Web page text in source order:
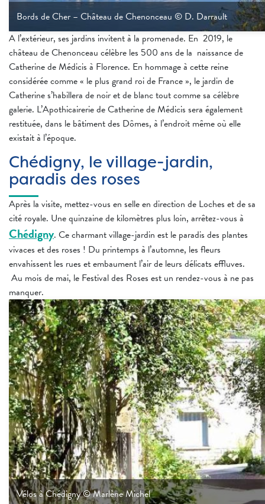
Bords de Cher – Château de Chenonceau © D. Darrault
A l’extérieur, ses jardins invitent à la promenade. En 2019, le
château de Chenonceau célèbre les 500 ans de la naissance de
Catherine de Médicis à Florence. En hommage à cette reine
considérée comme « le plus grand roi de France », le jardin de
Catherine s’habillera de noir et de blanc tout comme sa célèbre
galerie. L’Apothicairerie de Catherine de Médicis sera également
restituée, dans le bâtiment des Dômes, à l’endroit même où elle
existait à l’époque.
Chédigny, le village-jardin,
paradis des roses
Après la visite, mettez-vous en selle en direction de Loches et de sa
cité royale. Une quinzaine de kilomètres plus loin, arrêtez-vous à
Chédigny. Ce charmant village-jardin est le paradis des plantes
vivaces et des roses ! Du printemps à l’automne, les fleurs
envahissent les rues et embaument l’air de leurs délicats effluves.
Au mois de mai, le Festival des Roses est un rendez-vous à ne pas
manquer.
Vélos à Chédigny © Marlène Michel